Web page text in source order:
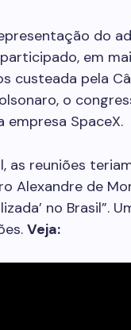
do
em
custeada pela
o
empresa SpaceX.
as reuniões
Alexandre de
no Brasil”.
Veja: